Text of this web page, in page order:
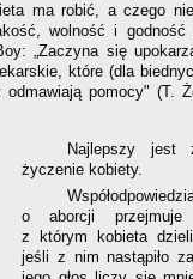
ma robić, a czego
wolność i
„Zaczyna się
które (dla
pomocy" (T.
Najlepszy jest
życzenie kobiety.
o aborcji przejmuje
z którym kobieta
jeśli z nim nastąpiło